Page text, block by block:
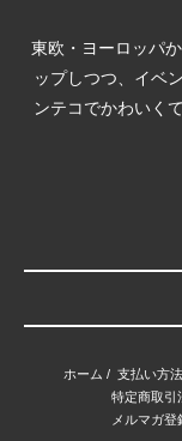
東欧・ヨーロッパ
ップしつつ、イベ
ンテコでかわいく
ホーム / 支払い方
特定商取引
メルマガ登